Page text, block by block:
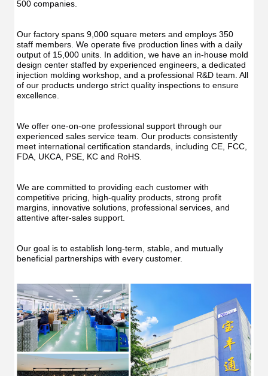
Cleaner
Water
Floss
500 companies.
Our factory spans 9,000 square meters and employs 350
staff members. We operate five production lines with a daily
output of 15,000 units. In addition, we have an in-house mold
design center staffed by experienced engineers, a dedicated
injection molding workshop, and a professional R&D team. All
of our products undergo strict quality inspections to ensure
excellence.
We offer one-on-one professional support through our
experienced sales service team. Our products consistently
meet international certification standards, including CE, FCC,
FDA, UKCA, PSE, KC and RoHS.
We are committed to providing each customer with
competitive pricing, high-quality products, strong profit
margins, innovative solutions, professional services, and
attentive after-sales support.
Our goal is to establish long-term, stable, and mutually
beneficial partnerships with every customer.